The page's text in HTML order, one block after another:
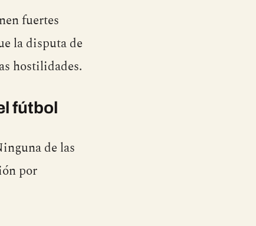
fuertes
la disputa de
hostilidades.
fútbol
de las
por